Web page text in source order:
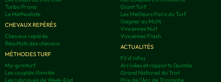
Turbo Prono
Le Méthodiste
CHEVAUX REPÉRÉS
Chevaux repérés
Résultats des chevaux
MÉTHODES TURF
My-grmturf
Les couplés illimités
Les rubriques de Week-End
Giant Turf
Les Meilleurs Paris du Turf
Gagner au Multi
Vincennes Nuit
Vincennes Flash
ACTUALITÉS
Fil d'infos
Arrivées et rapports Quintés
Grand National du Trot
Prix de l'Arc de Triomphe